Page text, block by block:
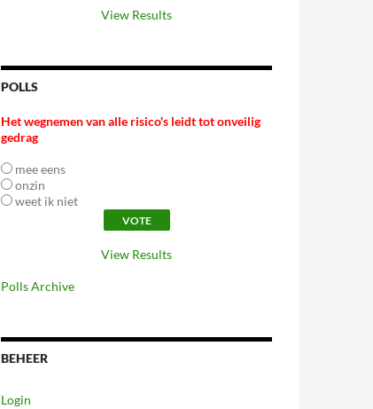
View Results
POLLS
Het wegnemen van alle risico's leidt tot onveilig
gedrag
mee eens
onzin
weet ik niet
View Results
Polls Archive
BEHEER
Login